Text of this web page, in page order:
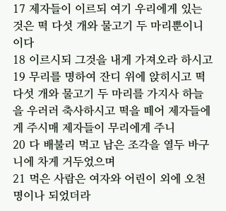
17 제자들이 이르되 여기 우리에게 있는
것은 떡 다섯 개와 물고기 두 마리뿐이니
이다
18 이르시되 그것을 내게 가져오라 하시고
19 무리를 명하여 잔디 위에 앉히시고 떡
다섯 개와 물고기 두 마리를 가지사 하늘
을 우러러 축사하시고 떡을 떼어 제자들에
게 주시매 제자들이 무리에게 주니
20 다 배불리 먹고 남은 조각을 열두 바구
니에 차게 거두었으며
21 먹은 사람은 여자와 어린이 외에 오천
명이나 되었더라